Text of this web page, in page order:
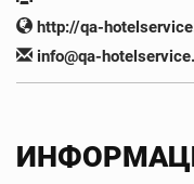
http://qa-
info@qa-